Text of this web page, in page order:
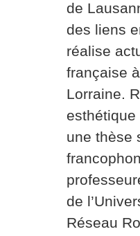
de
des liens
réalise
française
Lorraine.
esthétique
une thèse
de
Réseau